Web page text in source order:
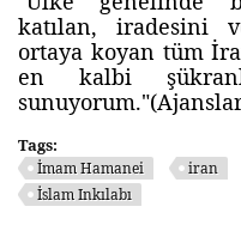
katılan, iradesini
ortaya koyan tüm
en kalbi
Tags:
İmam Hamanei iran
İslam Inkılabı